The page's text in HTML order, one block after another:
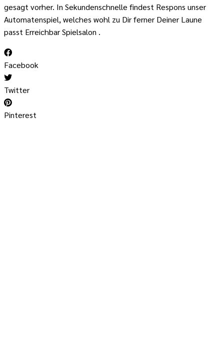
gesagt vorher. In Sekundenschnelle findest Respons unser
Automatenspiel, welches wohl zu Dir ferner Deiner Laune
passt Erreichbar Spielsalon .
Facebook
Twitter
Pinterest